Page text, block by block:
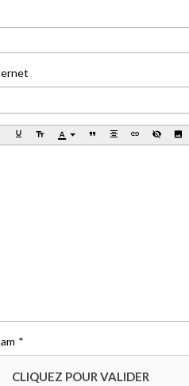
CLIQUEZ POUR VALIDER